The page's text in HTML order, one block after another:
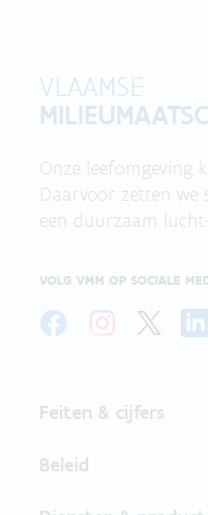
VLAAMSE
Onze leefomgeving
Daarvoor zetten
een duurzaam
VOLG VMM OP SOCIALE
Feiten & cijfers
Beleid